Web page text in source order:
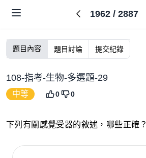
1962/ 2887
題目內容 題目討論 提交紀錄
108-指考-生物-多選題-29
中等 0 0
下列有關感覺受器的敘述，哪些正確？